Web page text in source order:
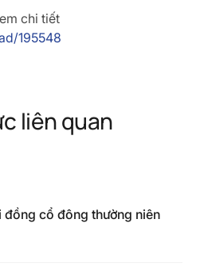
chi tiết
195548
liên quan
đồng cổ đông thường niên